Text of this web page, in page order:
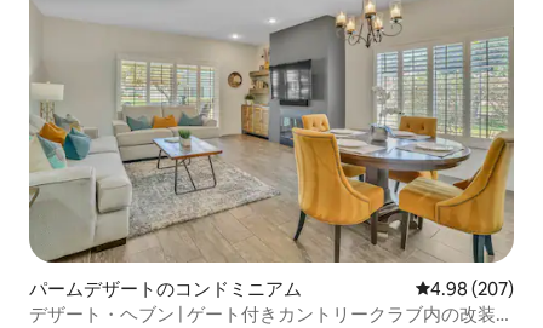
パームデザートのコンドミニアム レビュー207
4.98 (207)
デザート・ヘブン | ゲート付きカントリークラブ内の改装済